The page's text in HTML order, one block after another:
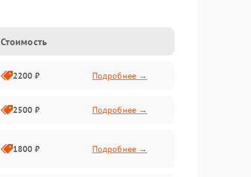
Стоимость
2200 ₽ Подробнее →
2500 ₽ Подробнее →
1800 ₽ Подробнее →